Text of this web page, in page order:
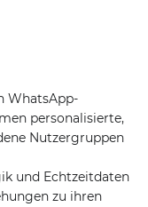
WhatsApp-
personalisierte,
Nutzergruppen
und Echtzeitdaten
zu ihren